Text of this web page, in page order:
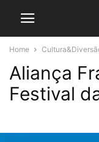
Home
Aliança
Festival